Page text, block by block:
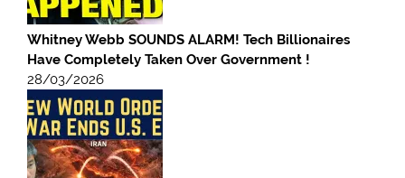
Whitney Webb SOUNDS ALARM! Tech Billionaires
Have Completely Taken Over Government !
28/03/2026